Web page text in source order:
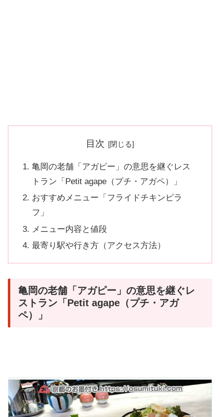
目次
亀岡の老舗「アガピー」の意思を継ぐレス
トラン「Petit agape（プチ・アガペ）」
おすすめメニュー「フライドチキンピラ
フ」
メニュー内容と値段
最寄り駅や行き方（アクセス方法）
亀岡の老舗「アガピー」の意思を継ぐレ
ストラン「Petit agape（プチ・アガ
ペ）」